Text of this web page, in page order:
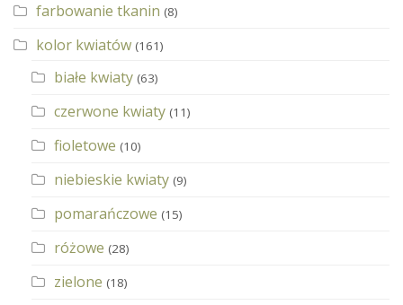
farbowanie tkanin (8)
kolor kwiatów (161)
białe kwiaty (63)
czerwone kwiaty (11)
fioletowe (10)
niebieskie kwiaty (9)
pomarańczowe (15)
różowe (28)
zielone (18)